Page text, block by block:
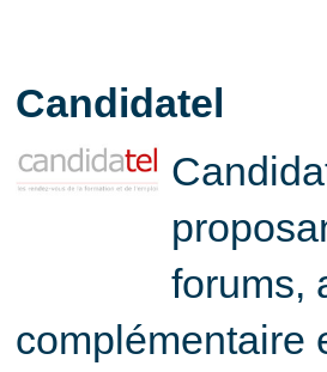
Candidatel
forums,
complémentaire